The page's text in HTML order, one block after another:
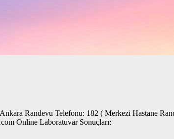
Randevu Telefonu: 182 ( Merkezi Hastane
Online Laboratuvar